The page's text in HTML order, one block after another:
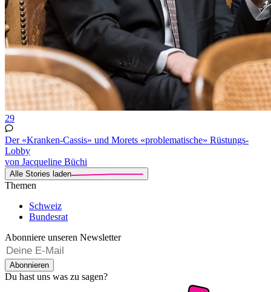
29
Der «Kranken-Cassis» und Morets «problematische» Rüstungs-
Lobby
von Jacqueline Büchi
Alle Stories laden
Themen
Schweiz
Bundesrat
Abonniere unseren Newsletter
Abonnieren
Du hast uns was zu sagen?